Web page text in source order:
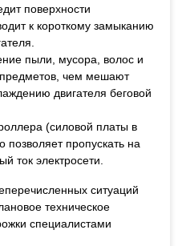
поверхности
к короткому замыканию
пыли, мусора, волос и
предметов, чем мешают
двигателя беговой
(силовой платы в
позволяет пропускать на
ток электросети.
ситуаций
техническое
специалистами